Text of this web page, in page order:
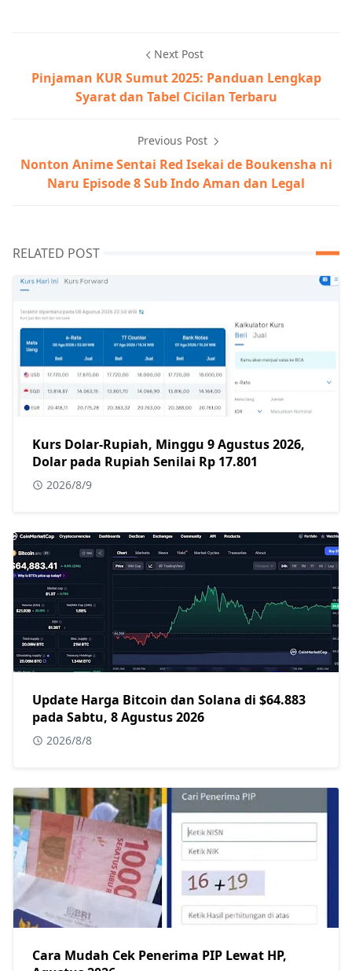
Next Post
Pinjaman KUR Sumut 2025: Panduan Lengkap
Syarat dan Tabel Cicilan Terbaru
Previous Post
Nonton Anime Sentai Red Isekai de Boukensha ni
Naru Episode 8 Sub Indo Aman dan Legal
RELATED POST
Kurs Dolar-Rupiah, Minggu 9 Agustus 2026,
Dolar pada Rupiah Senilai Rp 17.801
2026/8/9
Update Harga Bitcoin dan Solana di $64.883
pada Sabtu, 8 Agustus 2026
2026/8/8
Cara Mudah Cek Penerima PIP Lewat HP,